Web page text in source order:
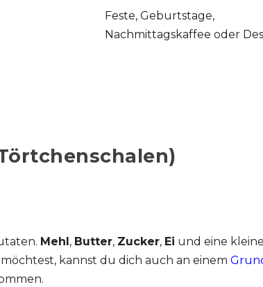
Feste, Geburtstage,
Nachmittagskaffee oder
Mehl , Butter, Zucker, Ei und eine
kannst du dich auch an einem